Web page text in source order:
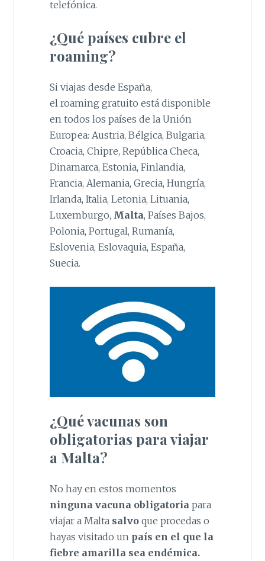
telefónica.
¿Qué países cubre el
roaming?
Si viajas desde España,
el roaming gratuito está disponible
en todos los países de la Unión
Europea: Austria, Bélgica, Bulgaria,
Croacia, Chipre, República Checa,
Dinamarca, Estonia, Finlandia,
Francia, Alemania, Grecia, Hungría,
Irlanda, Italia, Letonia, Lituania,
Luxemburgo, Malta, Países Bajos,
Polonia, Portugal, Rumanía,
Eslovenia, Eslovaquia, España,
Suecia.
¿Qué vacunas son
obligatorias para viajar
a Malta?
No hay en estos momentos
ninguna vacuna obligatoria para
viajar a Malta salvo que procedas o
hayas visitado un país en el que la
fiebre amarilla sea endémica.